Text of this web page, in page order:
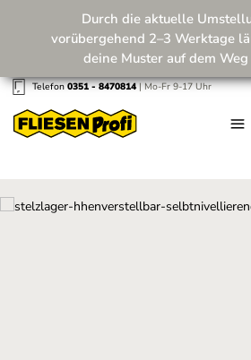
Zum Hauptinhalt springen
Zukunft! 💪
Durch die aktuelle
vorübergehend 2–3 Werktage
deine Muster auf dem
Telefon0351 - 8470814| Mo-Fr 9-17 Uhr
Bildergalerie überspringen
Mehr erfahren